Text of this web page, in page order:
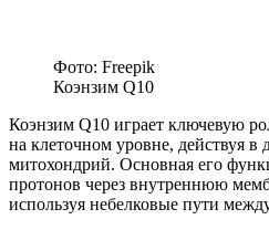
Фото: Freepik
Коэнзим Q10
Коэнзим Q10 играет ключевую
на клеточном уровне, действуя в
митохондрий. Основная его
протонов через внутреннюю
используя небелковые пути